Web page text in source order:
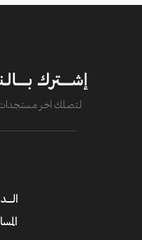
إشــــترك
لــتصــلك آخــر مــستـجــدات